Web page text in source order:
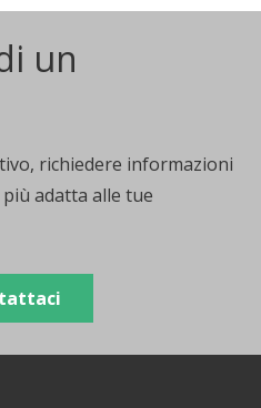
un
richiedere informazioni
adatta alle tue